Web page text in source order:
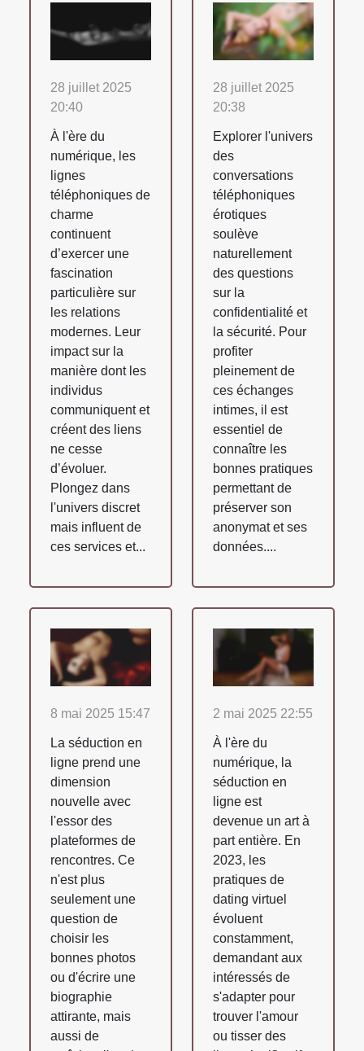
28 juillet 2025
20:40
À l'ère du
numérique, les
lignes
téléphoniques de
charme
continuent
d’exercer une
fascination
particulière sur
les relations
modernes. Leur
impact sur la
manière dont les
individus
communiquent et
créent des liens
ne cesse
d’évoluer.
Plongez dans
l'univers discret
mais influent de
ces services et...
28 juillet 2025
20:38
Explorer l'univers
des
conversations
téléphoniques
érotiques
soulève
naturellement
des questions
sur la
confidentialité et
la sécurité. Pour
profiter
pleinement de
ces échanges
intimes, il est
essentiel de
connaître les
bonnes pratiques
permettant de
préserver son
anonymat et ses
données....
8 mai 2025 15:47
La séduction en
ligne prend une
dimension
nouvelle avec
l'essor des
plateformes de
rencontres. Ce
n'est plus
seulement une
question de
choisir les
bonnes photos
ou d'écrire une
biographie
attirante, mais
aussi de
2 mai 2025 22:55
À l'ère du
numérique, la
séduction en
ligne est
devenue un art à
part entière. En
2023, les
pratiques de
dating virtuel
évoluent
constamment,
demandant aux
intéressés de
s'adapter pour
trouver l'amour
ou tisser des